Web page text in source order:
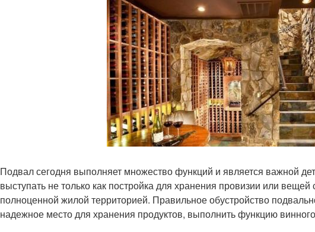
Подвал сегодня выполняет множество функций и является важной
выступать не только как постройка для хранения провизии или
полноценной жилой территорией. Правильное обустройство
надежное место для хранения продуктов, выполнить функцию